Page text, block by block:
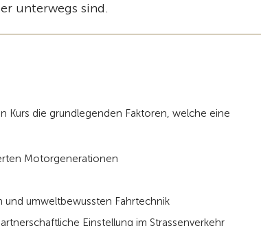
unterwegs sind.
Kurs die grundlegenden Faktoren, welche eine
Motorgenerationen
und umweltbewussten Fahrtechnik
Einstellung im Strassenverkehr